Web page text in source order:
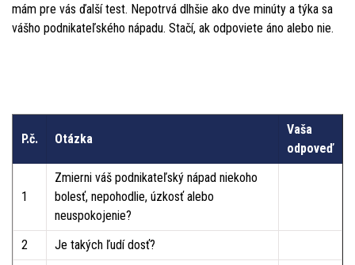
mám pre vás ďalší test. Nepotrvá dlhšie ako dve minúty a týka sa
vášho podnikateľského nápadu. Stačí, ak odpoviete áno alebo nie.
P.č. Otázka
Vaša
odpoveď
1
Zmierni váš podnikateľský nápad niekoho
bolesť, nepohodlie, úzkosť alebo
neuspokojenie?
2
Je takých ľudí dosť?